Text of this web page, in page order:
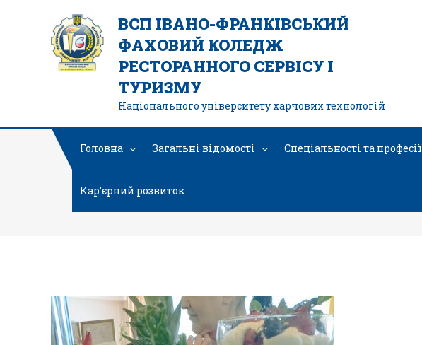
ВСП ІВАНО-ФРАНКІВСЬКИЙ
ФАХОВИЙ КОЛЕДЖ
РЕСТОРАННОГО СЕРВІСУ І
ТУРИЗМУ
Національного університету харчових технологій
Головна Загальні відомості Спеціальності та професії
Кар’єрний розвиток